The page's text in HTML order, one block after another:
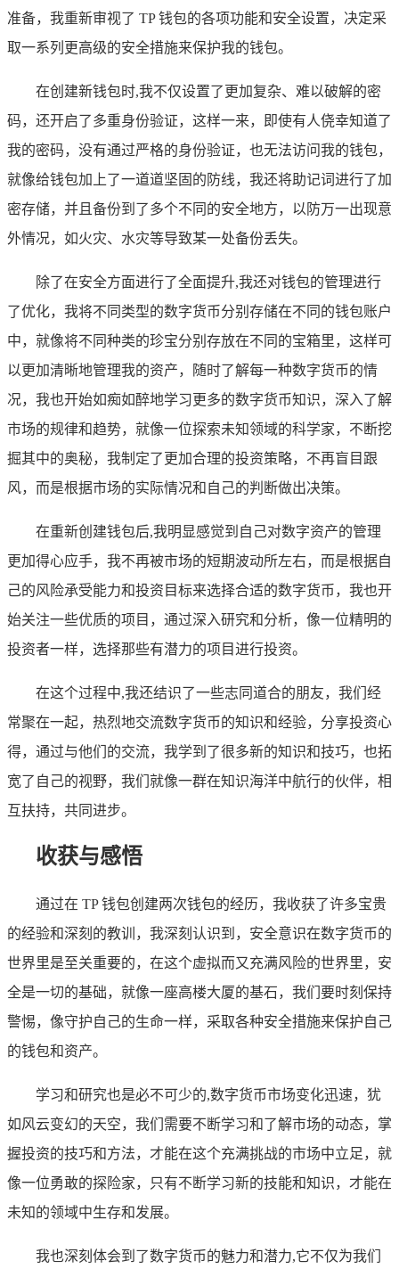
准备，我重新审视了 TP 钱包的各项功能和安全设置，决定采
取一系列更高级的安全措施来保护我的钱包。
在创建新钱包时,我不仅设置了更加复杂、难以破解的密
码，还开启了多重身份验证，这样一来，即使有人侥幸知道了
我的密码，没有通过严格的身份验证，也无法访问我的钱包，
就像给钱包加上了一道道坚固的防线，我还将助记词进行了加
密存储，并且备份到了多个不同的安全地方，以防万一出现意
外情况，如火灾、水灾等导致某一处备份丢失。
除了在安全方面进行了全面提升,我还对钱包的管理进行
了优化，我将不同类型的数字货币分别存储在不同的钱包账户
中，就像将不同种类的珍宝分别存放在不同的宝箱里，这样可
以更加清晰地管理我的资产，随时了解每一种数字货币的情
况，我也开始如痴如醉地学习更多的数字货币知识，深入了解
市场的规律和趋势，就像一位探索未知领域的科学家，不断挖
掘其中的奥秘，我制定了更加合理的投资策略，不再盲目跟
风，而是根据市场的实际情况和自己的判断做出决策。
在重新创建钱包后,我明显感觉到自己对数字资产的管理
更加得心应手，我不再被市场的短期波动所左右，而是根据自
己的风险承受能力和投资目标来选择合适的数字货币，我也开
始关注一些优质的项目，通过深入研究和分析，像一位精明的
投资者一样，选择那些有潜力的项目进行投资。
在这个过程中,我还结识了一些志同道合的朋友，我们经
常聚在一起，热烈地交流数字货币的知识和经验，分享投资心
得，通过与他们的交流，我学到了很多新的知识和技巧，也拓
宽了自己的视野，我们就像一群在知识海洋中航行的伙伴，相
互扶持，共同进步。
收获与感悟
通过在 TP 钱包创建两次钱包的经历，我收获了许多宝贵
的经验和深刻的教训，我深刻认识到，安全意识在数字货币的
世界里是至关重要的，在这个虚拟而又充满风险的世界里，安
全是一切的基础，就像一座高楼大厦的基石，我们要时刻保持
警惕，像守护自己的生命一样，采取各种安全措施来保护自己
的钱包和资产。
学习和研究也是必不可少的,数字货币市场变化迅速，犹
如风云变幻的天空，我们需要不断学习和了解市场的动态，掌
握投资的技巧和方法，才能在这个充满挑战的市场中立足，就
像一位勇敢的探险家，只有不断学习新的技能和知识，才能在
未知的领域中生存和发展。
我也深刻体会到了数字货币的魅力和潜力,它不仅为我们